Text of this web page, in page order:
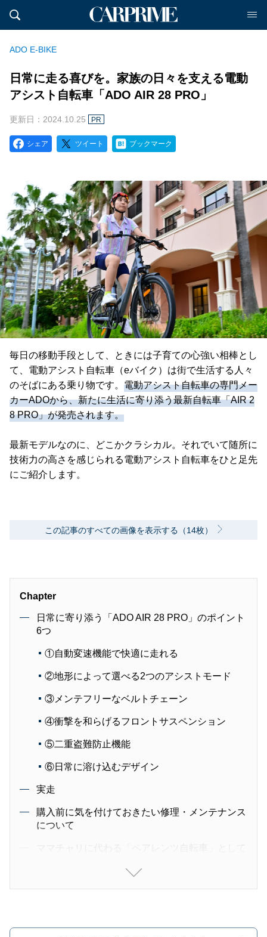
ADO E-BIKE
日常に走る喜びを。家族の日々を支える電動
アシスト自転車「ADO AIR 28 PRO」
更新日：2024.10.25 PR
シェア ツイート ブックマーク
毎日の移動手段として、ときには子育ての心強い相棒とし
て、電動アシスト自転車（eバイク）は街で生活する人々
のそばにある乗り物です。 電動アシスト自転車の専門メー
カーADOから、新たに生活に寄り添う最新自転車「AIR 2
8 PRO」が発売されます。
最新モデルなのに、どこかクラシカル。それでいて随所に
技術力の高さを感じられる電動アシスト自転車をひと足先
にご紹介します。
この記事のすべての画像を表示する（14枚）
Chapter
日常に寄り添う「ADO AIR 28 PRO」のポイント
6つ
①自動変速機能で快適に走れる
②地形によって選べる2つのアシストモード
③メンテフリーなベルトチェーン
④衝撃を和らげるフロントサスペンション
⑤二重盗難防止機能
⑥日常に溶け込むデザイン
実走
購入前に気を付けておきたい修理・メンテナンス
について